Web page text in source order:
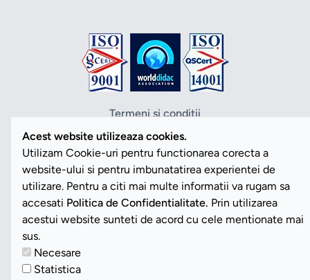
Termeni si conditii
Politica de confidentialitate
Politica cookies
ANPC
SOL
SAL
Vezi Cookies
Copyright ©2026 Romdidac SA. Toate drepturile rezervate
Acest website utilizeaza cookies.
Utilizam Cookie-uri pentru functionarea corecta a
website-ului si pentru imbunatatirea experientei de
utilizare. Pentru a citi mai multe informatii va rugam sa
accesati Politica de Confidentialitate. Prin utilizarea
acestui website sunteti de acord cu cele mentionate mai
sus.
Necesare
Statistica